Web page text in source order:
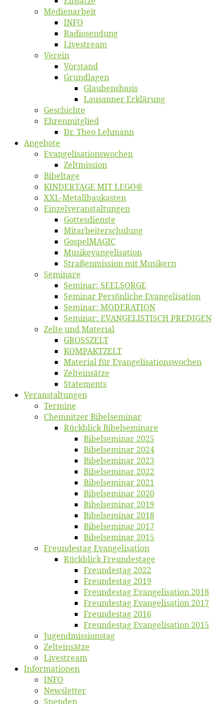
Me­di­en­ar­beit
INFO
Ra­dio­sen­dung
Live­stream
Ver­ein
Vor­stand
Grund­la­gen
Glaubens­ba­sis
Lausan­ner Erklärung
Ge­schich­te
Eh­ren­mit­glied
Dr. Theo Lehmann
An­ge­bo­te
Evangelisa­tions­wo­chen
Zelt­mis­si­on
Bi­bel­ta­ge
KINDERTAGE MIT LEGO®
XXL-Me­­tal­l­­bau­­kas­­ten
Einzelver­an­stal­tungen
Got­tes­diens­te
Mitarbeiter­schulung
Gos­pel­MA­GIC
Musikevan­ge­li­sa­tion
Straßenmis­sion mit Musikern
Se­mi­na­re
Se­mi­nar: SEELSORGE
Se­mi­nar Per­sön­li­che Evangelisation
Se­mi­nar: MODERATION
Se­mi­nar: EVANGELISTISCH PREDIGEN
Zel­te und Material
GROSSZELT
KOMPAKTZELT
Ma­te­ri­al für Evangelisationswochen
Zelt­ein­sät­ze
State­ments
Ver­an­stal­tun­gen
Ter­mi­ne
Chemnit­zer Bibelseminar
Rück­blick Bibelseminare
Bi­bel­se­mi­nar 2025
Bi­bel­se­mi­nar 2024
Bi­bel­se­mi­nar 2023
Bi­bel­se­mi­nar 2022
Bi­bel­se­mi­nar 2021
Bi­bel­se­mi­nar 2020
Bi­bel­se­mi­nar 2019
Bi­bel­se­mi­nar 2018
Bibelsemi­nar 2017
Bibelsemi­nar 2015
Freun­des­tag Evangelisation
Rück­blick Freundestage
Freun­des­tag 2022
Freun­des­tag 2019
Freun­des­tag Evan­ge­li­sa­ti­on 2018
Freun­des­tag Evan­ge­li­sa­ti­on 2017
Freun­des­tag 2016
Freun­des­tag Evan­ge­li­sa­ti­on 2015
Jugend­mis­sions­tag
Zelt­ein­sät­ze
Live­stream
Informatio­nen
INFO
News­let­ter
Spen­den